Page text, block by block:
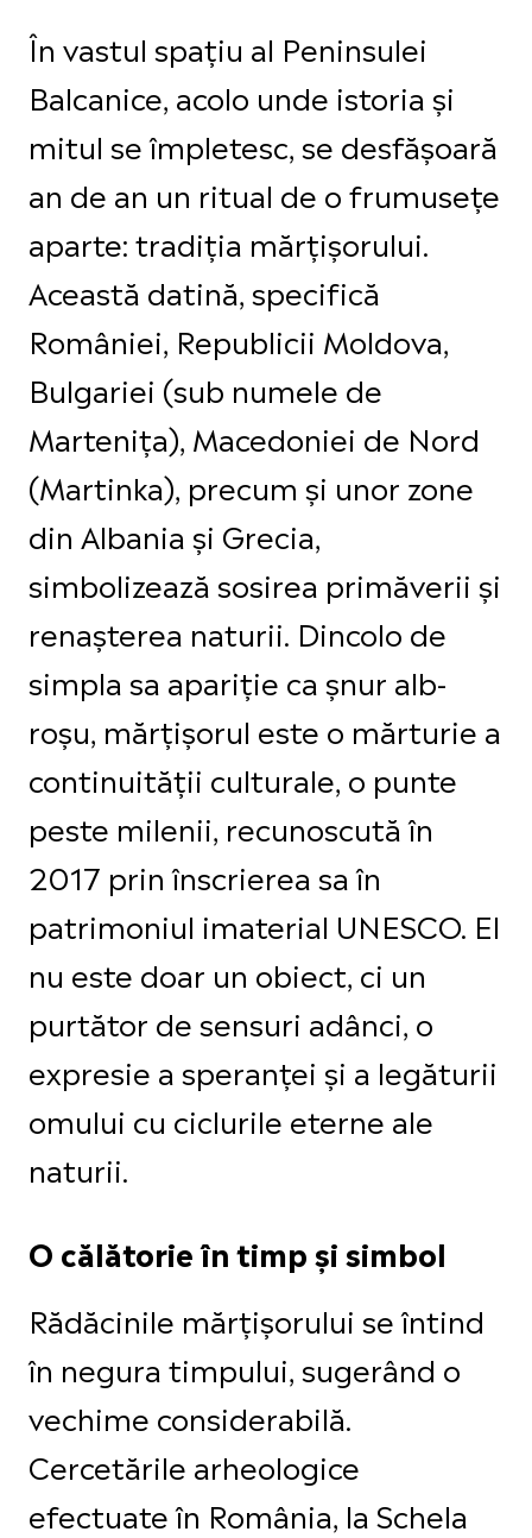
În vastul spațiu al Peninsulei
Balcanice, acolo unde istoria și
mitul se împletesc, se desfășoară
an de an un ritual de o frumusețe
aparte: tradiția mărțișorului.
Această datină, specifică
României, Republicii Moldova,
Bulgariei (sub numele de
Martenița), Macedoniei de Nord
(Martinka), precum și unor zone
din Albania și Grecia,
simbolizează sosirea primăverii și
renașterea naturii. Dincolo de
simpla sa apariție ca șnur alb-
roșu, mărțișorul este o mărturie a
continuității culturale, o punte
peste milenii, recunoscută în
2017 prin înscrierea sa în
patrimoniul imaterial UNESCO. El
nu este doar un obiect, ci un
purtător de sensuri adânci, o
expresie a speranței și a legăturii
omului cu ciclurile eterne ale
naturii.
O călătorie în timp și simbol
Rădăcinile mărțișorului se întind
în negura timpului, sugerând o
vechime considerabilă.
Cercetările arheologice
efectuate în România, la Schela